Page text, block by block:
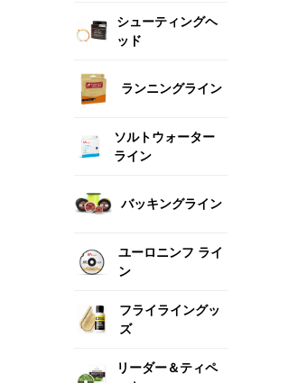
シューティングヘ
ッド
ランニングライン
ソルトウォーター
ライン
バッキングライン
ユーロニンフ ライ
ン
フライライングッ
ズ
リーダー＆ティペ